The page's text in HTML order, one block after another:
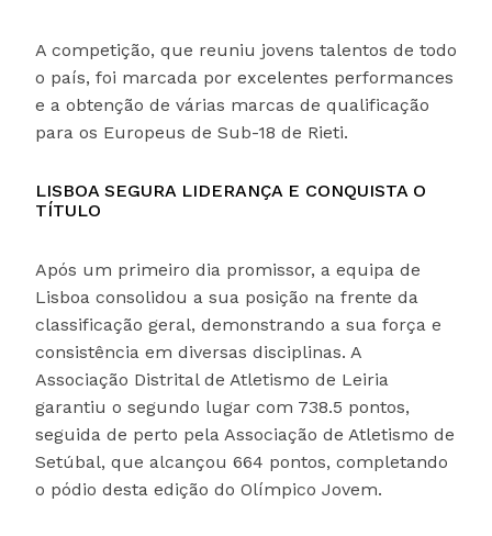
A competição, que reuniu jovens talentos de todo
o país, foi marcada por excelentes performances
e a obtenção de várias marcas de qualificação
para os Europeus de Sub-18 de Rieti.
LISBOA SEGURA LIDERANÇA E CONQUISTA O
TÍTULO
Após um primeiro dia promissor, a equipa de
Lisboa consolidou a sua posição na frente da
classificação geral, demonstrando a sua força e
consistência em diversas disciplinas. A
Associação Distrital de Atletismo de Leiria
garantiu o segundo lugar com 738.5 pontos,
seguida de perto pela Associação de Atletismo de
Setúbal, que alcançou 664 pontos, completando
o pódio desta edição do Olímpico Jovem.